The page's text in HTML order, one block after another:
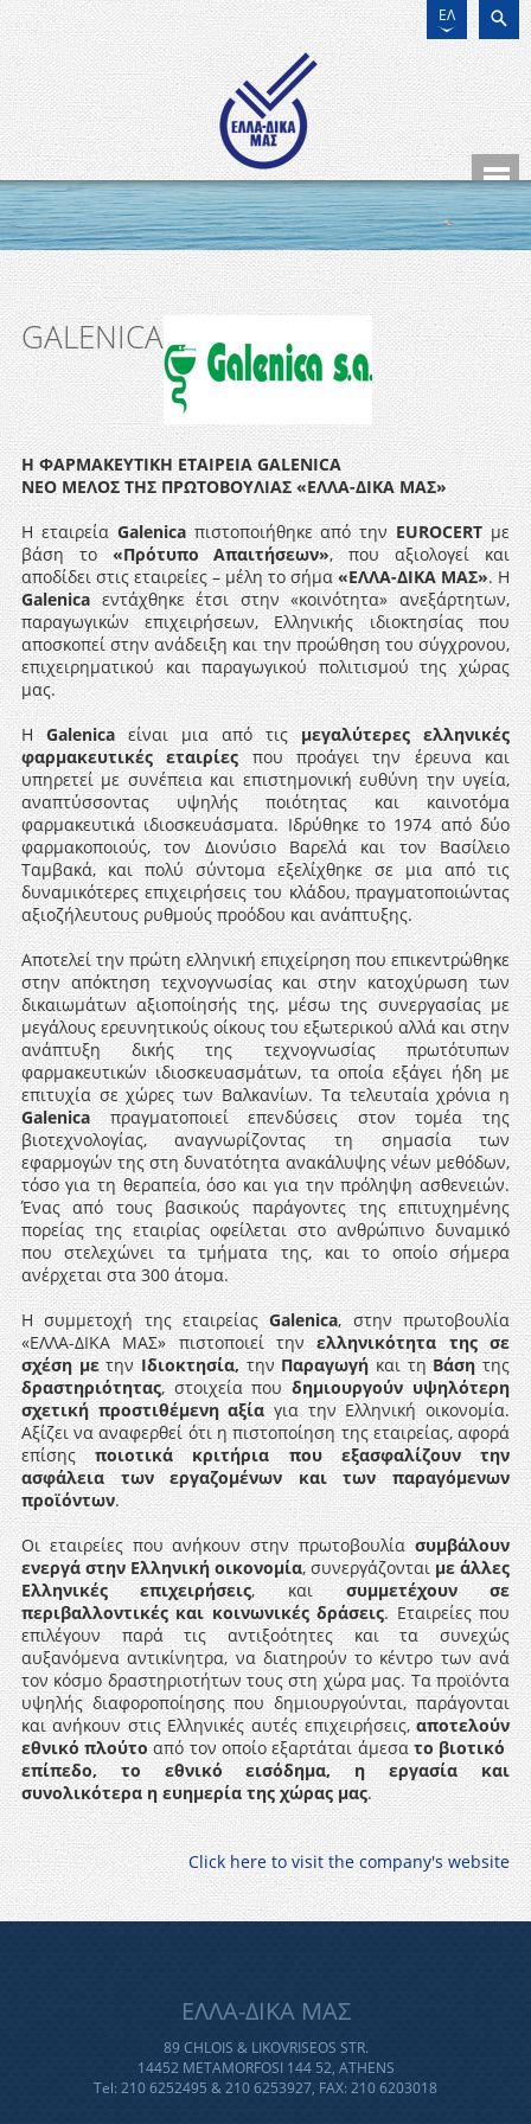
ΕΛ
GALENICA
Η ΦΑΡΜΑΚΕΥΤΙΚΗ ΕΤΑΙΡΕΙΑGALENICA
ΝΕΟ ΜΕΛΟΣ ΤΗΣ ΠΡΩΤΟΒΟΥΛΙΑΣ «ΕΛΛΑ-ΔΙΚΑ ΜΑΣ»
Η εταιρεία Galenicaπιστοποιήθηκε από την ΕUROCERTμε
βάση το«Πρότυπο Απαιτήσεων», που αξιολογεί και
αποδίδει στις εταιρείες – μέλη το σήμα«ΕΛΛΑ-ΔΙΚΑ ΜΑΣ». Η
Galenicaεντάχθηκε έτσι στην «κοινότητα» ανεξάρτητων,
παραγωγικών επιχειρήσεων, Ελληνικής ιδιοκτησίας που
αποσκοπεί στην ανάδειξη και την προώθηση του σύγχρονου,
επιχειρηματικού και παραγωγικού πολιτισμού της χώρας
μας.
Η Galenicaείναι μια από τιςμεγαλύτερες ελληνικές
φαρμακευτικές εταιρίεςπου προάγει την έρευνα και
υπηρετεί με συνέπεια και επιστημονική ευθύνη την υγεία,
αναπτύσσοντας υψηλής ποιότητας και καινοτόμα
φαρμακευτικά ιδιοσκευάσματα. Ιδρύθηκε το 1974 από δύο
φαρμακοποιούς, τον Διονύσιο Βαρελά και τον Βασίλειο
Ταμβακά, και πολύ σύντομα εξελίχθηκε σε μια από τις
δυναμικότερες επιχειρήσεις του κλάδου, πραγματοποιώντας
αξιοζήλευτους ρυθμούς προόδου και ανάπτυξης.
Αποτελεί την πρώτη ελληνική επιχείρηση που επικεντρώθηκε
στην απόκτηση τεχνογνωσίας και στην κατοχύρωση των
δικαιωμάτων αξιοποίησής της, μέσω της συνεργασίας με
μεγάλους ερευνητικούς οίκους του εξωτερικού αλλά και στην
ανάπτυξη δικής της τεχνογνωσίας πρωτότυπων
φαρμακευτικών ιδιοσκευασμάτων, τα οποία εξάγει ήδη με
επιτυχία σε χώρες των Βαλκανίων. Τα τελευταία χρόνια η
Galenicaπραγματοποιεί επενδύσεις στον τομέα της
βιοτεχνολογίας, αναγνωρίζοντας τη σημασία των
εφαρμογών της στη δυνατότητα ανακάλυψης νέων μεθόδων,
τόσο για τη θεραπεία, όσο και για την πρόληψη ασθενειών.
Ένας από τους βασικούς παράγοντες της επιτυχημένης
πορείας της εταιρίας οφείλεται στο ανθρώπινο δυναμικό
που στελεχώνει τα τμήματα της, και το οποίο σήμερα
ανέρχεται στα 300 άτομα.
Η συμμετοχή της εταιρείαςGalenica, στην πρωτοβουλία
«ΕΛΛΑ-ΔΙΚΑ ΜΑΣ» πιστοποιεί τηνελληνικότητα της σε
σχέση μετην Ιδιοκτησία,την Παραγωγήκαι τηΒάσητης
δραστηριότητας, στοιχεία πουδημιουργούν υψηλότερη
σχετική προστιθέμενη αξίαγια την Ελληνική οικονομία.
Αξίζει να αναφερθεί ότι η πιστοποίηση της εταιρείας, αφορά
επίσηςποιοτικά κριτήρια
που εξασφαλίζουν την
ασφάλεια των εργαζομένων και των παραγόμενων
προϊόντων.
Οι εταιρείες που ανήκουν στην πρωτοβουλίασυμβάλουν
ενεργά στην Ελληνική οικονομία, συνεργάζονταιμε άλλες
Ελληνικές επιχειρήσεις, καισυμμετέχουν σε
περιβαλλοντικές και κοινωνικές δράσεις. Εταιρείες που
επιλέγουν παρά τις αντιξοότητες και τα συνεχώς
αυξανόμενα αντικίνητρα, να διατηρούν το κέντρο των ανά
τον κόσμο δραστηριοτήτων τους στη χώρα μας. Τα προϊόντα
υψηλής διαφοροποίησης που δημιουργούνται, παράγονται
και ανήκουν στις Ελληνικές αυτές επιχειρήσεις,αποτελούν
εθνικό πλούτοαπό τον οποίο εξαρτάται άμεσατο βιοτικό
επίπεδο, το εθνικό εισόδημα, η εργασία και
συνολικότερα η ευημερία της χώρας μας.
Click here to visit the company's website
ΕΛΛΑ-ΔΙΚΑ ΜΑΣ
89 CHLOIS & LIKOVRISEOS STR.
14452 METAMORFOSI 144 52, ATHENS
Tel: 210 6252495 & 210 6253927, FAX: 210 6203018